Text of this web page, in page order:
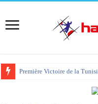
Première Victoire de la